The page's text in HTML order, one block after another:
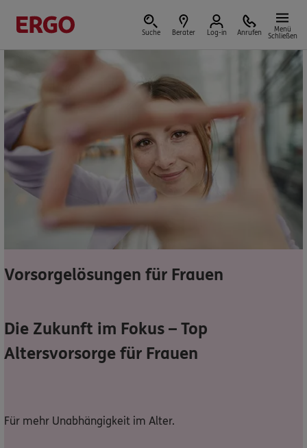
Suche Berater Log-in Anrufen
Menü
Schließen
Versicherungen & Finanzen
Reform der privaten Altersvorsorge
Jetzt Förderung selbst berechnen.
Jetzt informieren
Dann lassen Sie sich helfen.
Vorsorgelösungen für Frauen
Die Zukunft im Fokus – Top
Altersvorsorge für Frauen
Für mehr Unabhängigkeit im Alter.